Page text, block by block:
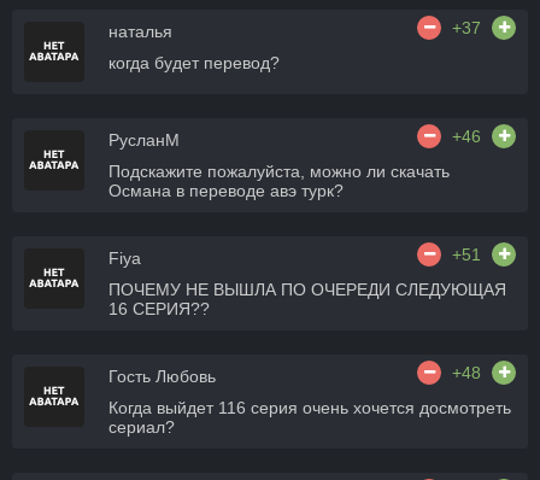
наталья
+37
когда будет перевод?
РусланМ
+46
Подскажите пожалуйста, можно ли скачать
Османа в переводе авэ турк?
Fiya
+51
ПОЧЕМУ НЕ ВЫШЛА ПО ОЧЕРЕДИ СЛЕДУЮЩАЯ
16 СЕРИЯ??
Гость Любовь
+48
Когда выйдет 116 серия очень хочется досмотреть
сериал?